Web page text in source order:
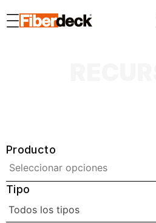
Producto
Tipo